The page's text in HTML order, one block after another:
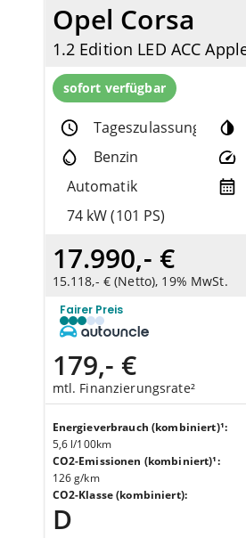
Opel Corsa
sofort verfügbar
Tageszulassung
Benzin
Automatik
74 kW (101 PS)
17.990,- €
15.118,- € (Netto), 19% MwSt.
Fairer Preis
179,- €
mtl. Finanzierungsrate²
Energieverbrauch (kombiniert)¹:
5,6 l/100km
CO2-Emissionen (kombiniert)¹:
126 g/km
CO2-Klasse (kombiniert):
D